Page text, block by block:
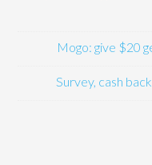
Mogo: give $20
Survey, cash